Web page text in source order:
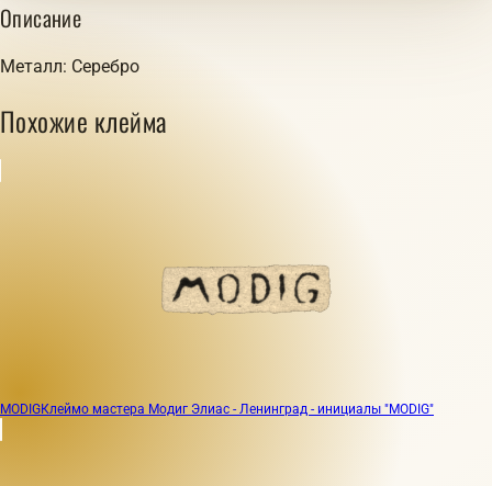
Описание
Металл: Серебро
Похожие клейма
MODIGКлеймо мастера Модиг Элиас - Ленинград - инициалы "MODIG"